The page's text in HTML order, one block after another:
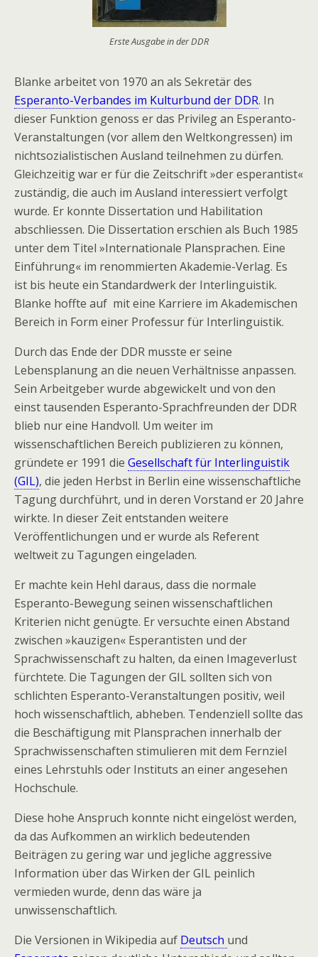
Erste Ausgabe in der DDR
Blanke arbeitet von 1970 an als Sekretär des
Esperanto-Verbandes im Kulturbund der DDR. In
dieser Funktion genoss er das Privileg an Esperanto-
Veranstaltungen (vor allem den Weltkongressen) im
nichtsozialistischen Ausland teilnehmen zu dürfen.
Gleichzeitig war er für die Zeitschrift »der esperantist«
zuständig, die auch im Ausland interessiert verfolgt
wurde. Er konnte Dissertation und Habilitation
abschliessen. Die Dissertation erschien als Buch 1985
unter dem Titel »Internationale Plansprachen. Eine
Einführung« im renommierten Akademie-Verlag. Es
ist bis heute ein Standardwerk der Interlinguistik.
Blanke hoffte auf mit eine Karriere im Akademischen
Bereich in Form einer Professur für Interlinguistik.
Durch das Ende der DDR musste er seine
Lebensplanung an die neuen Verhältnisse anpassen.
Sein Arbeitgeber wurde abgewickelt und von den
einst tausenden Esperanto-Sprachfreunden der DDR
blieb nur eine Handvoll. Um weiter im
wissenschaftlichen Bereich publizieren zu können,
gründete er 1991 die Gesellschaft für Interlinguistik
(GIL), die jeden Herbst in Berlin eine wissenschaftliche
Tagung durchführt, und in deren Vorstand er 20 Jahre
wirkte. In dieser Zeit entstanden weitere
Veröffentlichungen und er wurde als Referent
weltweit zu Tagungen eingeladen.
Er machte kein Hehl daraus, dass die normale
Esperanto-Bewegung seinen wissenschaftlichen
Kriterien nicht genügte. Er versuchte einen Abstand
zwischen »kauzigen« Esperantisten und der
Sprachwissenschaft zu halten, da einen Imageverlust
fürchtete. Die Tagungen der GIL sollten sich von
schlichten Esperanto-Veranstaltungen positiv, weil
hoch wissenschaftlich, abheben. Tendenziell sollte das
die Beschäftigung mit Plansprachen innerhalb der
Sprachwissenschaften stimulieren mit dem Fernziel
eines Lehrstuhls oder Instituts an einer angesehen
Hochschule.
Diese hohe Anspruch konnte nicht eingelöst werden,
da das Aufkommen an wirklich bedeutenden
Beiträgen zu gering war und jegliche aggressive
Information über das Wirken der GIL peinlich
vermieden wurde, denn das wäre ja
unwissenschaftlich.
Die Versionen in Wikipedia auf Deutsch und